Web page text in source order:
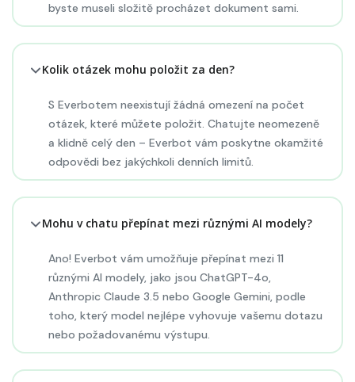
byste museli složitě procházet dokument sami.
Kolik otázek mohu položit za den?
S Everbotem neexistují žádná omezení na počet
otázek, které můžete položit. Chatujte neomezeně
a klidně celý den – Everbot vám poskytne okamžité
odpovědi bez jakýchkoli denních limitů.
Mohu v chatu přepínat mezi různými AI modely?
Ano! Everbot vám umožňuje přepínat mezi 11
různými AI modely, jako jsou ChatGPT-4o,
Anthropic Claude 3.5 nebo Google Gemini, podle
toho, který model nejlépe vyhovuje vašemu dotazu
nebo požadovanému výstupu.